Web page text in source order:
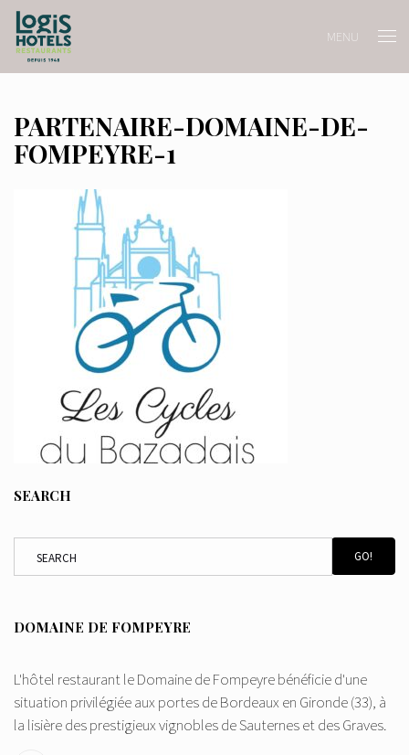
MENU
PARTENAIRE-DOMAINE-DE-
FOMPEYRE-1
SEARCH
GO!
DOMAINE DE FOMPEYRE
L'hôtel restaurant le Domaine de Fompeyre bénéficie d'une
situation privilégiée aux portes de Bordeaux en Gironde (33), à
la lisière des prestigieux vignobles de Sauternes et des Graves.